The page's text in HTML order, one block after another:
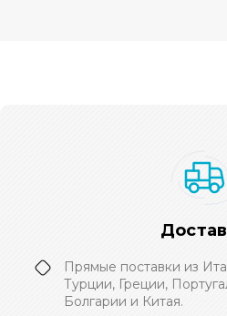
Прямые поставки из
Турции, Греции,
Болгарии и Китая.